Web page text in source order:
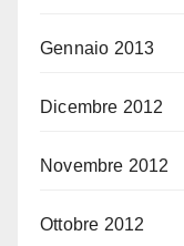
Gennaio 2013
Dicembre 2012
Novembre 2012
Ottobre 2012